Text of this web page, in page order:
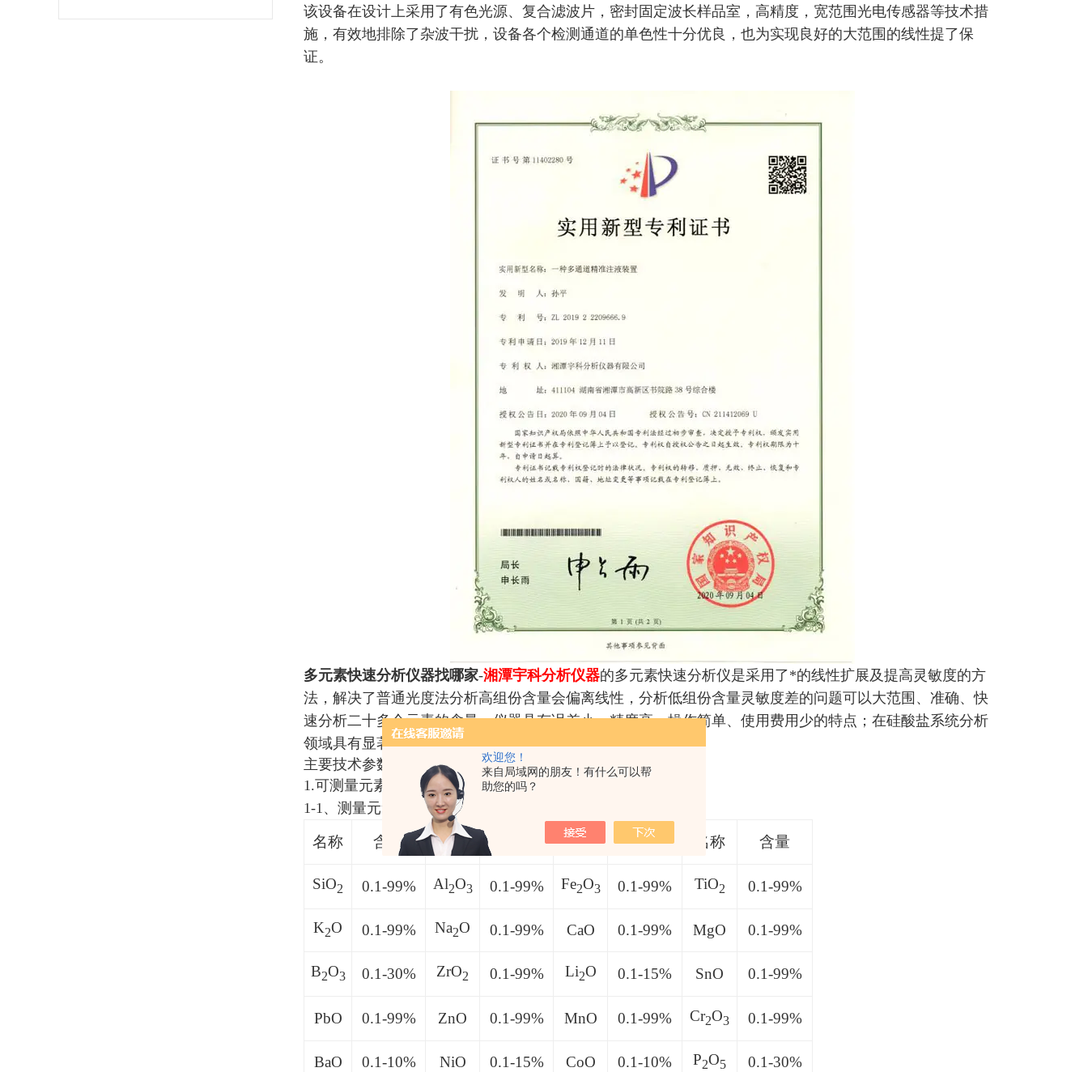
欢迎您！
来自局域网的朋友！有什么可以帮
助您的吗？
该设备在设计上采用了有色光源、复合滤波片，密封固定波长样品室，高精度，宽范围光电传感器等技术措
施，有效地排除了杂波干扰，设备各个检测通道的单色性十分优良，也为实现良好的大范围的线性提了保
证。
多元素快速分析仪器找哪家-湘潭宇科分析仪器的多元素快速分析仪是采用了*的线性扩展及提高灵敏度的方
法，解决了普通光度法分析高组份含量会偏离线性，分析低组份含量灵敏度差的问题可以大范围、准确、快
速分析二十多个元素的含量。仪器具有误差小、精度高、操作简单、使用费用少的特点；在硅酸盐系统分析
领域具有显著优势。
主要技术参数
1.可测量元素
1-1、测量元素及范围
名称 含量 名称 名称 含量 名称 含量
SiO2 0.1-99% Al2O3 0.1-99% Fe2O3 0.1-99% TiO2 0.1-99%
K2O 0.1-99% Na2O 0.1-99% CaO 0.1-99% MgO 0.1-99%
B2O3 0.1-30% ZrO2 0.1-99% Li2O 0.1-15% SnO 0.1-99%
PbO 0.1-99% ZnO 0.1-99% MnO 0.1-99% Cr2O3 0.1-99%
BaO 0.1-10% NiO 0.1-15% CoO 0.1-10% P2O5 0.1-30%